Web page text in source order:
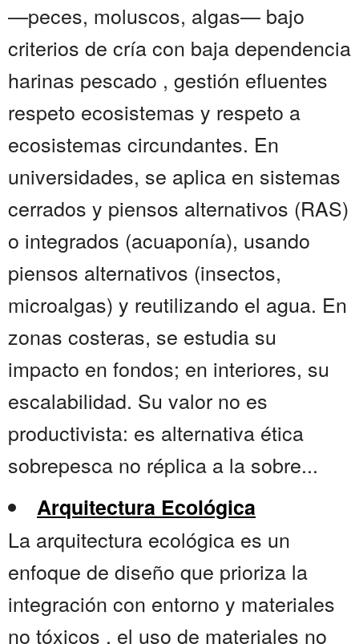
—peces, moluscos, algas— bajo
criterios de cría con baja dependencia
harinas pescado , gestión efluentes
respeto ecosistemas y respeto a
ecosistemas circundantes. En
universidades, se aplica en sistemas
cerrados y piensos alternativos (RAS)
o integrados (acuaponía), usando
piensos alternativos (insectos,
microalgas) y reutilizando el agua. En
zonas costeras, se estudia su
impacto en fondos; en interiores, su
escalabilidad. Su valor no es
productivista: es alternativa ética
sobrepesca no réplica a la sobre...
Arquitectura Ecológica
La arquitectura ecológica es un
enfoque de diseño que prioriza la
integración con entorno y materiales
no tóxicos , el uso de materiales no